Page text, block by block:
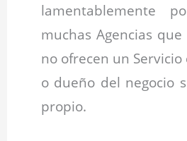
lamentablemente
muchas Agencias
no ofrecen un
o dueño del negocio
propio.